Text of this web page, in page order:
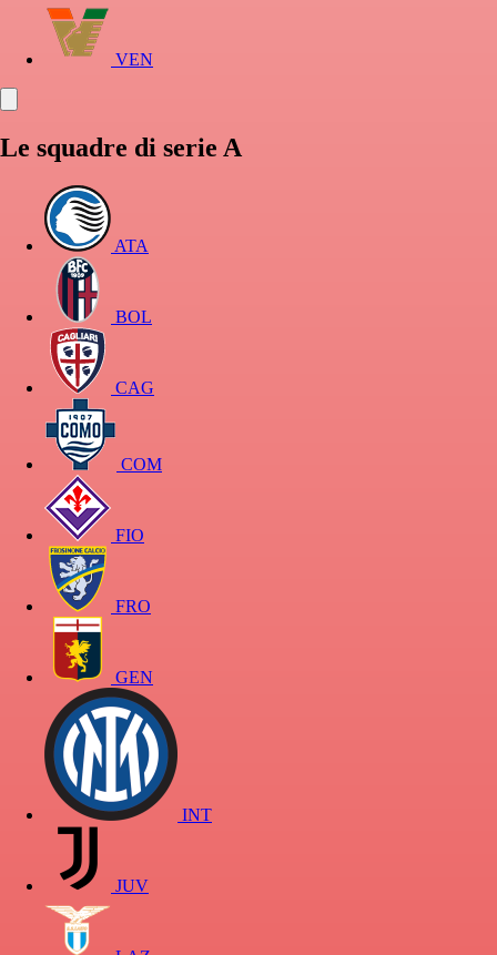
VEN
Le squadre di serie A
ATA
BOL
CAG
COM
FIO
FRO
GEN
INT
JUV